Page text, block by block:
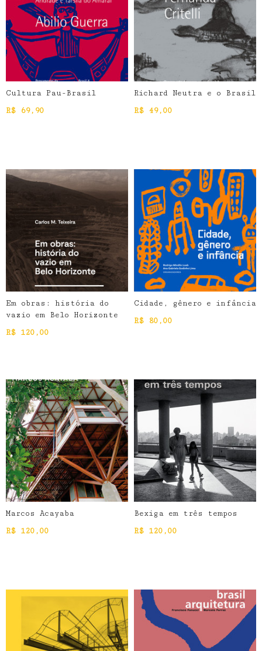
Cultura Pau-Brasil
R$
69,90
Richard Neutra e o Brasil
R$ 49,00
Em obras: história do
vazio em Belo Horizonte
R$ 120,00
Cidade, gênero e infância
R$
80,00
Marcos Acayaba
R$ 120,00
Bexiga em três tempos
R$ 120,00